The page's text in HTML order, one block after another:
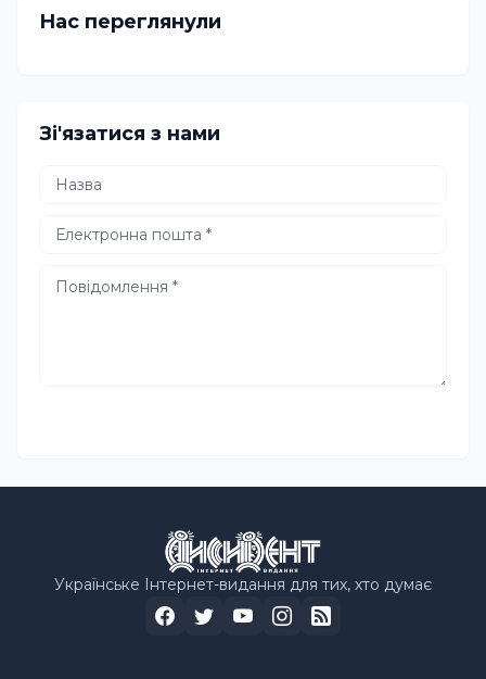
Нас переглянули
Зі'язатися з нами
Українське Інтернет-видання для тих, хто думає